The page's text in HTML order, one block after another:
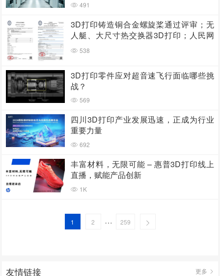
491
3D打印铸造铜合金螺旋桨通过评审；无
人艇、大尺寸热交换器3D打印；人民网
报道两家3D打印企业
538
3D打印零件应对超音速飞行面临哪些挑
战？
569
四川3D打印产业发展迅速，正成为行业
重要力量
692
丰富材料，无限可能 – 惠普3D打印线上
直播，赋能产品创新
1K
1 2 … 259
友情链接 更多